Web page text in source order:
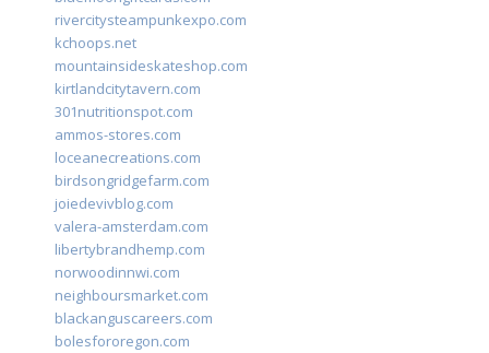
rivercitysteampunkexpo.com
kchoops.net
mountainsideskateshop.com
kirtlandcitytavern.com
301nutritionspot.com
ammos-stores.com
loceanecreations.com
birdsongridgefarm.com
joiedevivblog.com
valera-amsterdam.com
libertybrandhemp.com
norwoodinnwi.com
neighboursmarket.com
blackanguscareers.com
bolesfororegon.com